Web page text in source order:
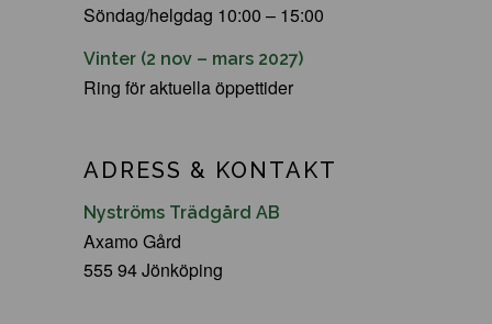
Söndag/helgdag 10:00 – 15:00
Vinter (2 nov – mars 2027)
Ring för aktuella öppettider
ADRESS & KONTAKT
Nyströms Trädgård AB
Axamo Gård
555 94 Jönköping